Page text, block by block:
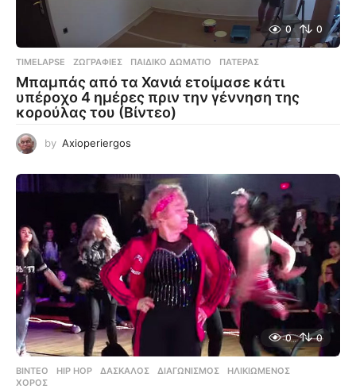
0 0
TIMELAPSE ΖΩΓΡΑΦΙΈΣ ,ΠΑΙΔΙΚΌ ΔΩΜΆΤΙΟ ,ΠΑΤΈΡΑΣ
Μπαμπάς από τα Χανιά ετοίμασε κάτι
υπέροχο 4 ημέρες πριν την γέννηση της
κορούλας του (Βίντεο)
by Axioperiergos
0 0
ΒΊΝΤΕΟ HIP HOP ,ΔΆΣΚΑΛΟΣ ,ΔΙΑΓΩΝΙΣΜΌΣ ,ΗΛΙΚΙΩΜΈΝΟΣ
ΧΟΡΌΣ